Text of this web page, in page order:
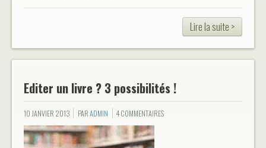
Lire la suite >
Editer un livre ? 3 possibilités !
10 JANVIER 2013 PARADMIN 4 COMMENTAIRES